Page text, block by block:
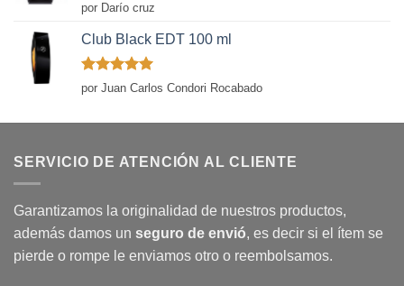
Valorado
con
por Darío cruz
Club Black EDT 100 ml
Valorado
con
por Juan Carlos Condori Rocabado
SERVICIO DE ATENCIÓN AL CLIENTE
Garantizamos la originalidad de nuestros productos,
además damos un seguro de envió, es decir si el ítem se
pierde o rompe le enviamos otro o reembolsamos.